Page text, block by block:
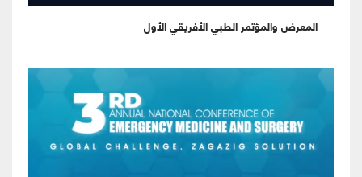
المعرض والمؤتمر الطبي الأفريقي الأول